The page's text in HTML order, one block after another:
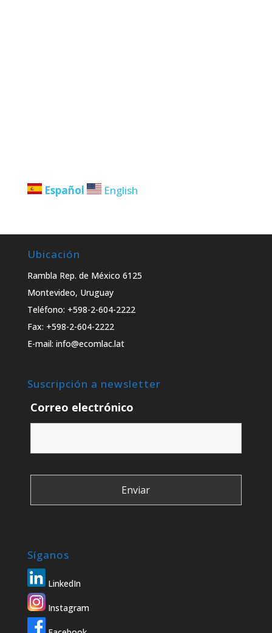
Español English
Ubicación
Rambla Rep. de México 6125
Montevideo, Uruguay
Teléfono: +598-2-604-2222
Fax: +598-2-604-2222
E-mail: info@ecomlac.lat
Suscripción a newsletter
Correo electrónico
Síganos
LinkedIn
Instagram